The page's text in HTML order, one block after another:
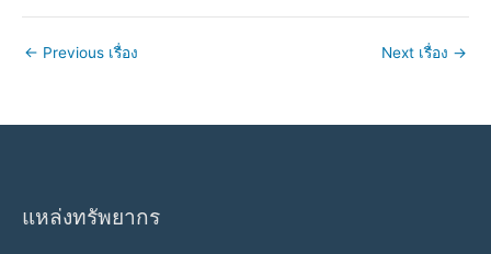
← Previous เรื่อง Next เรื่อง →
แหล่งทรัพยากร